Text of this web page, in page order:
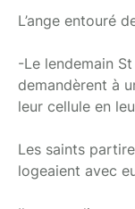
L’ange entouré
-Le lendemain
demandèrent à
leur cellule en
Les saints
logeaient avec